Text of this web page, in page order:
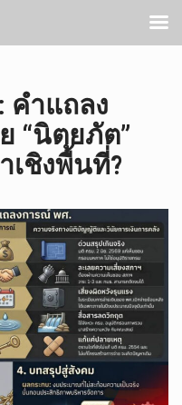
คำแถลง
“นิตยภัต”
ชิงพื้นที่?